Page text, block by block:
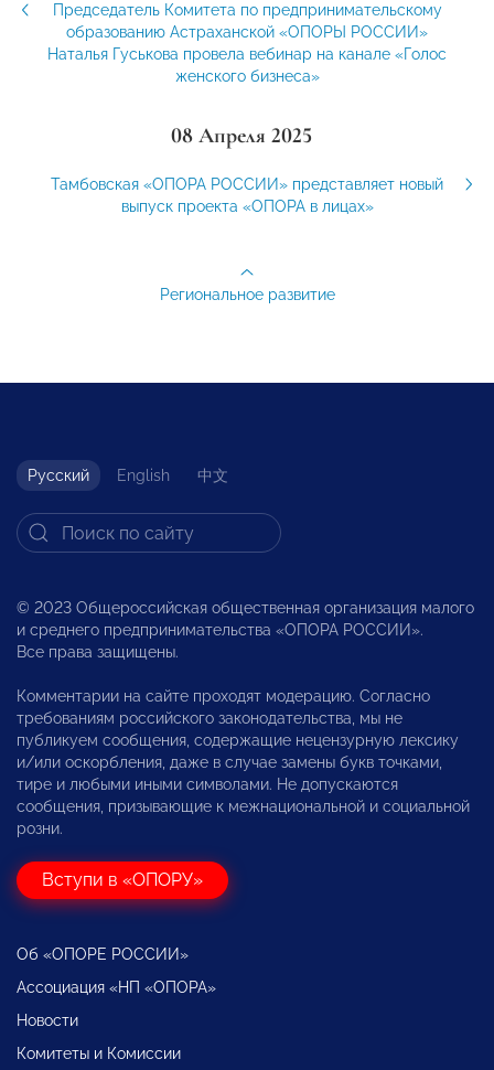
Председатель Комитета по предпринимательскому
образованию Астраханской «ОПОРЫ РОССИИ»
Наталья Гуськова провела вебинар на канале «Голос
женского бизнеса»
08 Апреля 2025
Тамбовская «ОПОРА РОССИИ» представляет новый
выпуск проекта «ОПОРА в лицах»
Региональное развитие
Русский English 中文
© 2023 Общероссийская общественная организация малого
и среднего предпринимательства «ОПОРА РОССИИ».
Все права защищены.
Комментарии на сайте проходят модерацию. Согласно
требованиям российского законодательства, мы не
публикуем сообщения, содержащие нецензурную лексику
и/или оскорбления, даже в случае замены букв точками,
тире и любыми иными символами. Не допускаются
сообщения, призывающие к межнациональной и социальной
розни.
Вступи в «ОПОРУ»
Об «ОПОРЕ РОССИИ»
Ассоциация «НП «ОПОРА»
Новости
Комитеты и Комиссии